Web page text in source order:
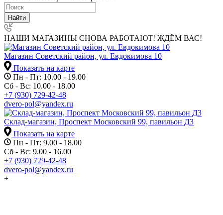
Найти
НАШИ МАГАЗИНЫ СНОВА РАБОТАЮТ! ЖДЁМ ВАС!
Магазин Советский район, ул. Евдокимова 10
Показать на карте
Пн - Пт: 10.00 - 19.00
Сб - Вс: 10.00 - 18.00
+7 (930) 729-42-48
dvero-pol@yandex.ru
Склад-магазин, Проспект Московский 99, павильон Д3
Показать на карте
Пн - Пт: 9.00 - 18.00
Сб - Вс: 9.00 - 16.00
+7 (930) 729-42-48
dvero-pol@yandex.ru
+